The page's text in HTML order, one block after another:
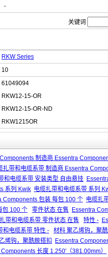
-
关键词
RKW Series
10
61049094
RKW12-15-OR
RKW12-15-OR-ND
RKW1215OR
制造商 Essentra
扎带和电缆系带 制造商 Essentra
和电缆系带 安装类型 自由悬挂
系列 Kwik 电缆扎带和电缆系带 系列
Components 包装 每包 100 个 电缆扎
包 100 个
零件状态 在售
Essentra
带和电缆系带 零件状态 在售 特性 -
和电缆系带 特性 -
材料 聚乙烯钩，聚
烯钩，聚酰胺搭扣
Essentra
长度 1.250'（381.00mm）